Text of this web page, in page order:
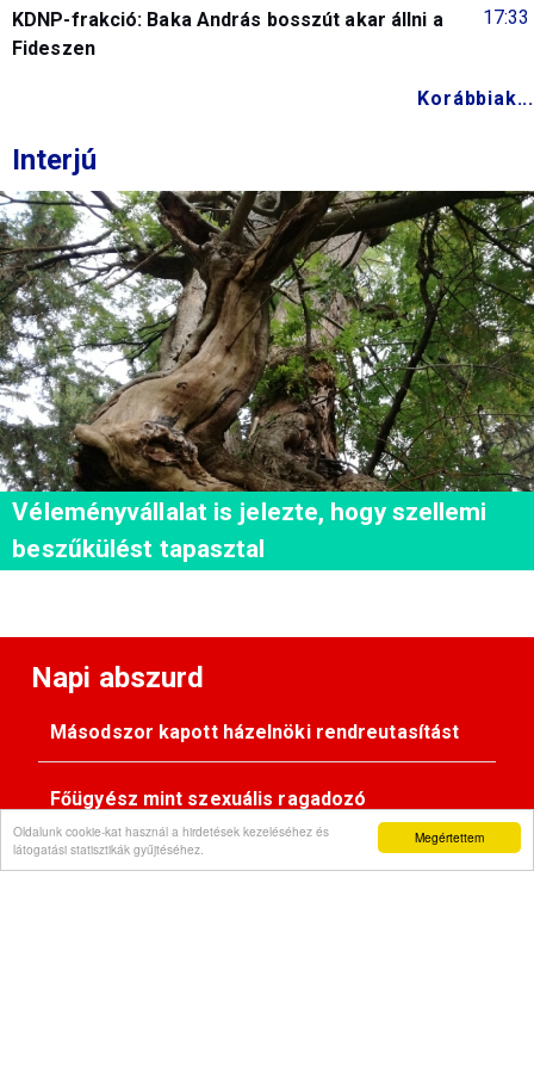
Megértettem
Oldalunk cookie-kat használ a hirdetések kezeléséhez és
látogatási statisztikák gyűjtéséhez.
17:33
KDNP-frakció: Baka András bosszút akar állni a
Fideszen
Korábbiak...
Interjú
Véleményvállalat is jelezte, hogy szellemi
beszűkülést tapasztal
Napi abszurd
Másodszor kapott házelnöki rendreutasítást
Főügyész mint szexuális ragadozó
Pimasz önkényúr